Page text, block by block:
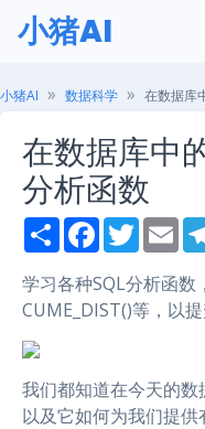
小猪AI
小猪AI 数据科学 在数据库
在数据库中
分析函数
S
h
r
e
F
a
e
b
o
T
w
t
t
e
E
m
i
l
学习各种SQL分析函数
CUME_DIST()等，以
我们都知道在今天的
以及它如何为我们提